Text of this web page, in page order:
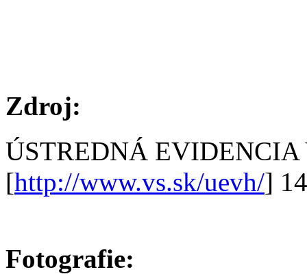
Zdroj:
ÚSTREDNÁ
[http://www.vs.sk/uevh/]
Fotografie: